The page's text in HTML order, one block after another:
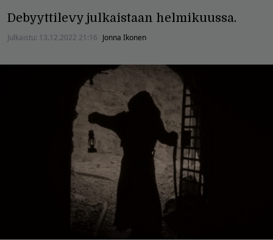
Debyyttilevy julkaistaan helmikuussa.
Julkaistu: 13.12.2022 21:16 Jonna Ikonen